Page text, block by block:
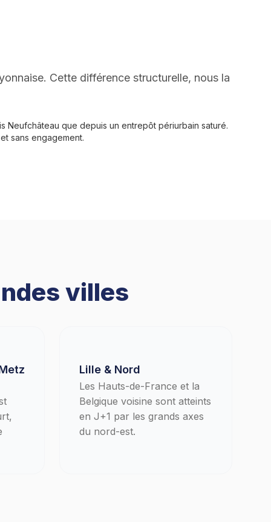
Cette différence structurelle, nous la
Neufchâteau que depuis un entrepôt périurbain saturé.
sans engagement.
villes
Lille & Nord
Les Hauts-de-France et la
Belgique voisine sont atteints
en J+1 par les grands axes
du nord-est.